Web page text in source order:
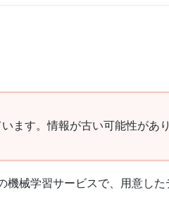
ます。情報が古い可能性があ
械学習サービスで、用意した